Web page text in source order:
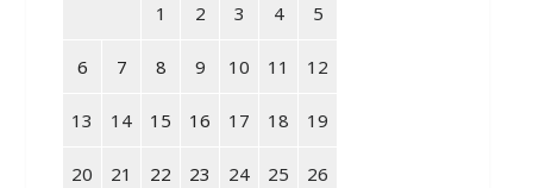
1 2 3 4 5
6 7 8 9 10 11 12
13 14 15 16 17 18 19
20 21 22 23 24 25 26